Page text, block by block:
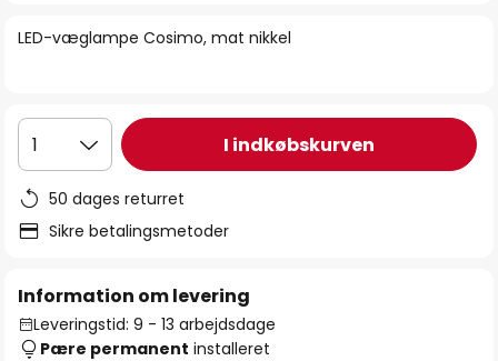
LED-væglampe Cosimo, mat nikkel
1 I indkøbskurven
50 dages returret
Sikre betalingsmetoder
Information om levering
Leveringstid: 9 - 13 arbejdsdage
Pære permanent installeret